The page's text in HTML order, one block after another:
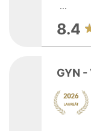
...
8.4
GYN -